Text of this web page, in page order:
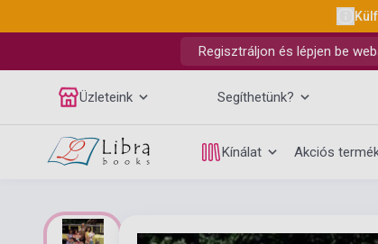
Regisztráljon és lépjen be
Üzleteink Segíthetünk?
Kínálat Akciós